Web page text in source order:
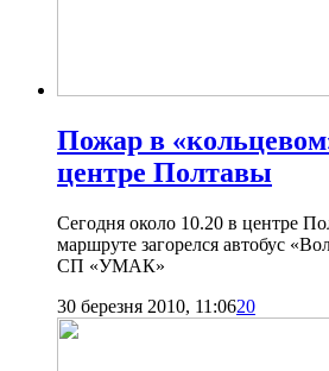
Пожар в
центре Полтавы
Сегодня около 10.20 в центре
маршруте загорелся автобус
СП «УМАК»
30 березня 2010, 11:0620